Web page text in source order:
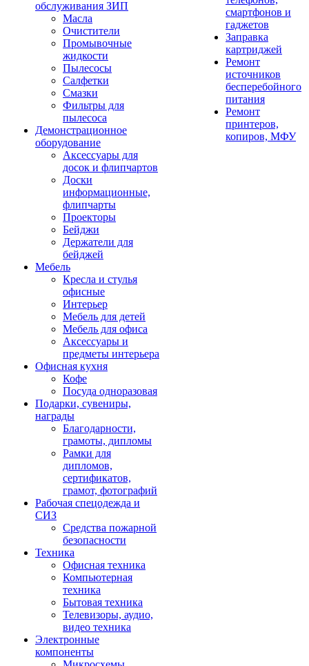
обслуживания ЗИП
Масла
Очистители
Промывочные
жидкости
Пылесосы
Салфетки
Смазки
Фильтры для
пылесоса
Демонстрационное
оборудование
Аксессуары для
досок и флипчартов
Доски
информационные,
флипчарты
Проекторы
Бейджи
Держатели для
бейджей
Мебель
Кресла и стулья
офисные
Интерьер
Мебель для детей
Мебель для офиса
Аксессуары и
предметы интерьера
Офисная кухня
Кофе
Посуда одноразовая
Подарки, сувениры,
награды
Благодарности,
грамоты, дипломы
Рамки для
дипломов,
сертификатов,
грамот, фотографий
Рабочая спецодежда и
СИЗ
Средства пожарной
безопасности
Техника
Офисная техника
Компьютерная
техника
Бытовая техника
Телевизоры, аудио,
видео техника
Электронные
компоненты
смартфонов и
гаджетов
Заправка
картриджей
Ремонт
источников
бесперебойного
питания
Ремонт
принтеров,
копиров, МФУ